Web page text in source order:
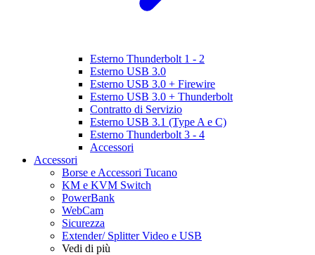
Esterno Thunderbolt 1 - 2
Esterno USB 3.0
Esterno USB 3.0 + Firewire
Esterno USB 3.0 + Thunderbolt
Contratto di Servizio
Esterno USB 3.1 (Type A e C)
Esterno Thunderbolt 3 - 4
Accessori
Accessori
Borse e Accessori Tucano
KM e KVM Switch
PowerBank
WebCam
Sicurezza
Extender/ Splitter Video e USB
Vedi di più